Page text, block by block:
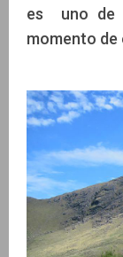
es uno de
momento de